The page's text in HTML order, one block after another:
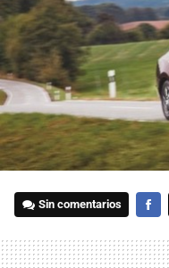
Sin comentarios